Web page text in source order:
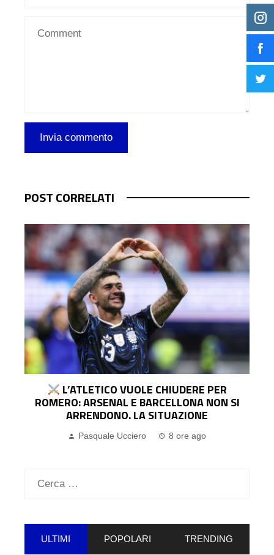
POST CORRELATI
L’ATLETICO VUOLE CHIUDERE PER
ROMERO: ARSENAL E BARCELLONA NON SI
ARRENDONO. LA SITUAZIONE
Pasquale Ucciero 8 ore ago
Ricerca
ULTIMI POPOLARI TRENDING